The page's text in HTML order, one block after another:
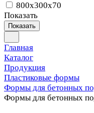
800x300x70
Показать
Показать
Главная
Каталог
Продукция
Пластиковые формы
Формы для бетонных
Формы для бетонных